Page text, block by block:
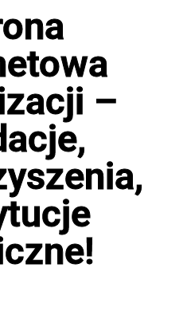
–